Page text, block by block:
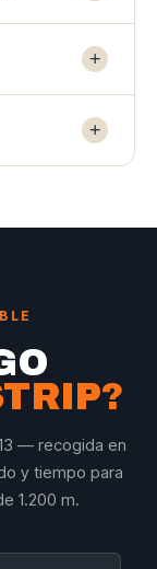
up to 24
with no
+
+
— recogida en
y tiempo para
1.200 m.